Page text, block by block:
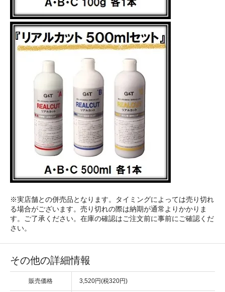
※実店舗との併売品となります。タイミングによっては売り切れ
る場合がございます。売り切れの際は納期が通常よりかかりま
す。ご了承ください。在庫の確認はご注文前に事前にご確認くだ
さい。
その他の詳細情報
販売価格 3,520円(税320円)